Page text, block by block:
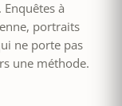
à
portraits
ne porte pas
une méthode.